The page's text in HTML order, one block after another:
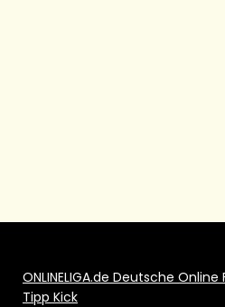
ONLINELIGA.de Deutsche
Tipp Kick